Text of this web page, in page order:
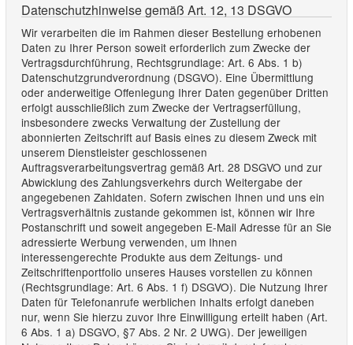
Datenschutzhinweise gemäß Art. 12, 13 DSGVO
Wir verarbeiten die im Rahmen dieser Bestellung erhobenen
Daten zu Ihrer Person soweit erforderlich zum Zwecke der
Vertragsdurchführung, Rechtsgrundlage: Art. 6 Abs. 1 b)
Datenschutzgrundverordnung (DSGVO). Eine Übermittlung
oder anderweitige Offenlegung Ihrer Daten gegenüber Dritten
erfolgt ausschließlich zum Zwecke der Vertragserfüllung,
insbesondere zwecks Verwaltung der Zustellung der
abonnierten Zeitschrift auf Basis eines zu diesem Zweck mit
unserem Dienstleister geschlossenen
Auftragsverarbeitungsvertrag gemäß Art. 28 DSGVO und zur
Abwicklung des Zahlungsverkehrs durch Weitergabe der
angegebenen Zahldaten. Sofern zwischen Ihnen und uns ein
Vertragsverhältnis zustande gekommen ist, können wir Ihre
Postanschrift und soweit angegeben E-Mail Adresse für an Sie
adressierte Werbung verwenden, um Ihnen
interessengerechte Produkte aus dem Zeitungs- und
Zeitschriftenportfolio unseres Hauses vorstellen zu können
(Rechtsgrundlage: Art. 6 Abs. 1 f) DSGVO). Die Nutzung Ihrer
Daten für Telefonanrufe werblichen Inhalts erfolgt daneben
nur, wenn Sie hierzu zuvor Ihre Einwilligung erteilt haben (Art.
6 Abs. 1 a) DSGVO, §7 Abs. 2 Nr. 2 UWG). Der jeweiligen